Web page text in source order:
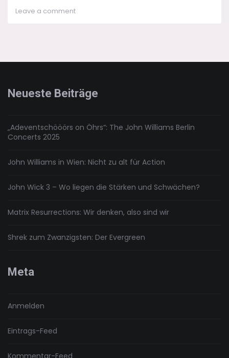
Leave a commenton
Neueste Beiträge
„Adeventschööörs on Öhrs“: The John Williams Berlin
Concerts 2025
John Williams in Wien: Nicht zu alt für Action
John Wick 3 – Wo liegen die Stärken und Schwächen?
Matrix Resurrections: Wir denken, also sind wir
Shrek zum Zwanzigsten: Der Evergreen
Meta
Anmelden
Eintrags-Feed